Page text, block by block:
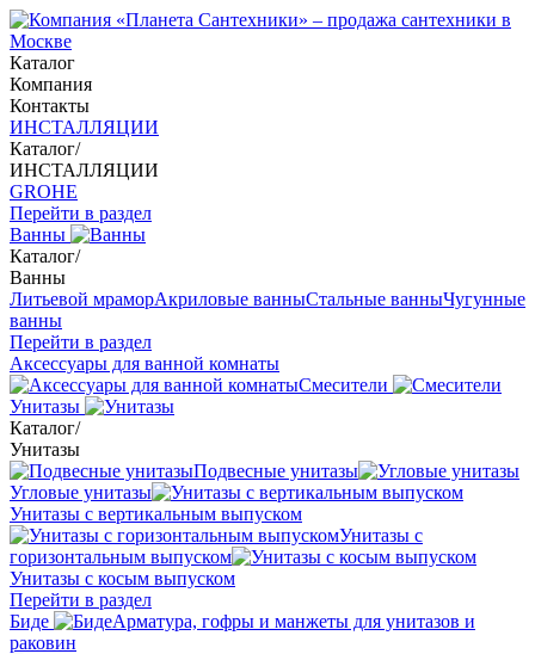
Каталог
Компания
Контакты
ИНСТАЛЛЯЦИИ
Каталог/
ИНСТАЛЛЯЦИИ
GROHE
Перейти в раздел
Ванны
Каталог/
Ванны
Литьевой мраморАкриловые ванныСтальные ванныЧугунные
ванны
Перейти в раздел
Аксессуары для ванной комнаты
Смесители
Унитазы
Каталог/
Унитазы
Подвесные унитазы
Угловые унитазы
Унитазы с вертикальным выпуском
Унитазы с
горизонтальным выпуском
Унитазы с косым выпуском
Перейти в раздел
Биде
Арматура, гофры и манжеты для унитазов и
раковин